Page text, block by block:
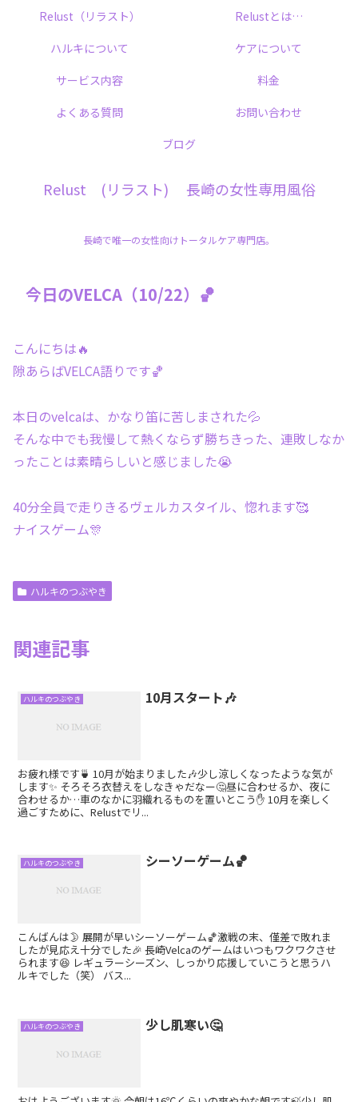
Relust (リラスト) 長崎の女性専用風俗
長崎で唯一の女性向けトータルケア専門店。
Relust（リラスト）
Relustとは…
ハルキについて
ケアについて
サービス内容
料金
よくある質問
お問い合わせ
ブログ
今日のVELCA（10/22）🏀
こんにちは🔥
隙あらばVELCA語りです🏀
本日のvelcaは、かなり笛に苦しまされた💦
そんな中でも我慢して熱くならず勝ちきった、連敗しなか
ったことは素晴らしいと感じました😭
40分全員で走りきるヴェルカスタイル、惚れます🥰
ナイスゲーム🎊
ハルキのつぶやき
関連記事
ハルキのつぶやき 10月スタート🎶
お疲れ様です🍵 10月が始まりました🎶少し涼しくなったような気が
します✨ そろそろ衣替えをしなきゃだなー🤔昼に合わせるか、夜に
合わせるか…車のなかに羽織れるものを置いとこう✋ 10月を楽しく
過ごすために、Relustでリ...
ハルキのつぶやき シーソーゲーム🏀
こんばんは🌛 展開が早いシーソーゲーム🏀激戦の末、僅差で敗れま
したが見応え十分でした🎉 長崎Velcaのゲームはいつもワクワクさせ
られます😆 レギュラーシーズン、しっかり応援していこうと思うハ
ルキでした（笑） バス...
ハルキのつぶやき 少し肌寒い🤔